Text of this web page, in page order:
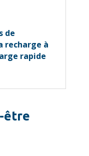
de
recharge à
rapide
être